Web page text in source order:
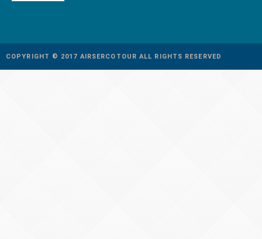
COPYRIGHT © 2017 AIRSERCOTOUR ALL RIGHTS RESERVED